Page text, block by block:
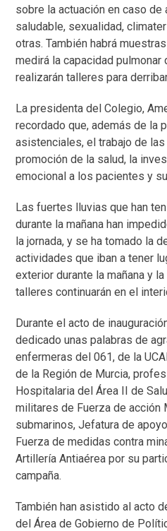
sobre la actuación en caso de
saludable, sexualidad,
otras. También habrá
medirá la capacidad
realizarán talleres para
La presidenta del Colegio,
recordado que, además de la
asistenciales, el trabajo de
promoción de la salud, la
emocional a los pacientes y
Las fuertes lluvias que han
durante la mañana han
la jornada, y se ha tomado la
actividades que iban a tener
exterior durante la mañana y
talleres continuarán en el
Durante el acto de
dedicado unas palabras de
enfermeras del 061, de la
de la Región de Murcia,
Hospitalaria del Área II de
militares de Fuerza de acción
submarinos, Jefatura de
Fuerza de medidas contra
Artillería Antiaérea por su
campaña.
También han asistido al acto
del Área de Gobierno de